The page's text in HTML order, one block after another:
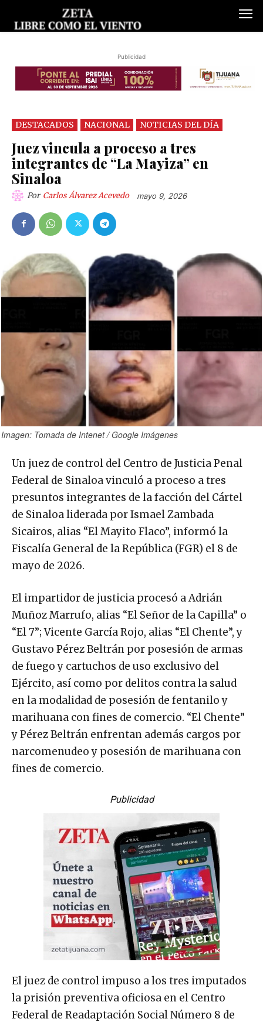
Publicidad
DESTACADOS NACIONAL NOTICIAS DEL DÍA
Juez vincula a proceso a tres
integrantes de “La Mayiza” en
Sinaloa
Por Carlos Álvarez Acevedo mayo 9, 2026
Imagen: Tomada de Intenet / Google Imágenes
Un juez de control del Centro de Justicia Penal
Federal de Sinaloa vinculó a proceso a tres
presuntos integrantes de la facción del Cártel
de Sinaloa liderada por Ismael Zambada
Sicairos, alias “El Mayito Flaco”, informó la
Fiscalía General de la República (FGR) el 8 de
mayo de 2026.
El impartidor de justicia procesó a Adrián
Muñoz Marrufo, alias “El Señor de la Capilla” o
“El 7”; Vicente García Rojo, alias “El Chente”, y
Gustavo Pérez Beltrán por posesión de armas
de fuego y cartuchos de uso exclusivo del
Ejército, así como por delitos contra la salud
en la modalidad de posesión de fentanilo y
marihuana con fines de comercio. “El Chente”
y Pérez Beltrán enfrentan además cargos por
narcomenudeo y posesión de marihuana con
fines de comercio.
Publicidad
El juez de control impuso a los tres imputados
la prisión preventiva oficiosa en el Centro
Federal de Readaptación Social Número 8 de